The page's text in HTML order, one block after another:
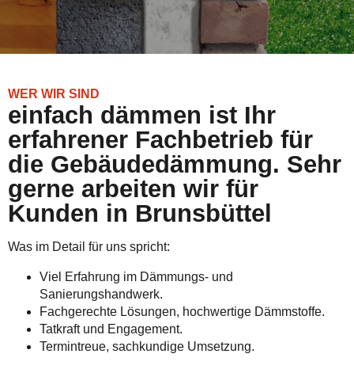
WER WIR SIND
einfach dämmen ist Ihr
erfahrener Fachbetrieb für
die Gebäudedämmung. Sehr
gerne arbeiten wir für
Kunden in Brunsbüttel
Was im Detail für uns spricht:
Viel Erfahrung im Dämmungs- und
Sanierungshandwerk.
Fachgerechte Lösungen, hochwertige Dämmstoffe.
Tatkraft und Engagement.
Termintreue, sachkundige Umsetzung.